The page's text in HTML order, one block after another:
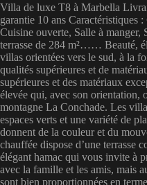
Villa de luxe T8 à Marbella
garantie 10 ans Caractéristiques
Cuisine ouverte, Salle à manger,
terrasse de 284 m²…… Beauté,
villas orientées vers le sud, à la
qualités supérieures et de
supérieures et des matériaux
élevée qui, avec son orientation,
montagne La Conchade. Les
espaces verts et une variété de
donnent de la couleur et du
chauffée dispose d’une terrasse
élégant hamac qui vous invite à
avec la famille et les amis, mais
sont bien proportionnées en